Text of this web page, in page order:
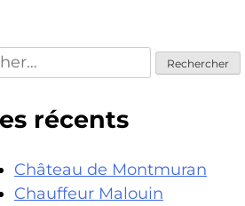
:
récents
Château de Montmuran
Chauffeur Malouin